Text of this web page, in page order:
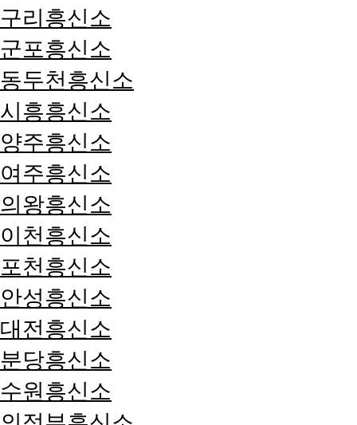
구리흥신소
군포흥신소
동두천흥신소
시흥흥신소
양주흥신소
여주흥신소
의왕흥신소
이천흥신소
포천흥신소
안성흥신소
대전흥신소
분당흥신소
수원흥신소